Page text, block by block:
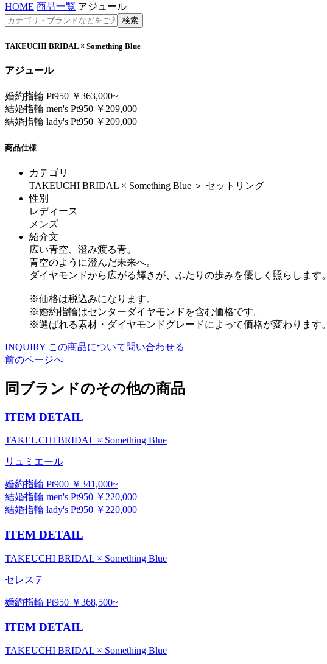
HOME 商品一覧 アジュール
TAKEUCHI BRIDAL × Something Blue
アジュール
婚約指輪 Pt950 ￥363,000~
結婚指輪 men's Pt950 ￥209,000
結婚指輪 lady's Pt950 ￥209,000
商品仕様
カテゴリ
TAKEUCHI BRIDAL × Something Blue ＞ セットリング
性別
レディース
メンズ
紹介文
広い青空、澄み渡る青。
青空のように澄んだ未来へ。
ダイヤモンドから広がる輝きが、ふたりの歩みを優しく照らします。
※価格は税込みになります。
※婚約指輪はセンターダイヤモンドを含む価格です。
※選ばれる素材・ダイヤモンドグレードによって価格が変わります。
INQUIRY この商品について問い合わせる
前のページへ
同ブランドのその他の商品
ITEM DETAIL
TAKEUCHI BRIDAL × Something Blue
リュミエール
婚約指輪 Pt900 ￥341,000~
結婚指輪 men's Pt950 ￥220,000
結婚指輪 lady's Pt950 ￥220,000
ITEM DETAIL
TAKEUCHI BRIDAL × Something Blue
セレステ
婚約指輪 Pt950 ￥368,500~
ITEM DETAIL
TAKEUCHI BRIDAL × Something Blue